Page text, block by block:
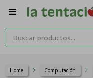

Home Computación